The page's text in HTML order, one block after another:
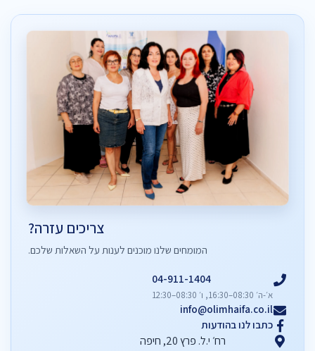
צריכים עזרה?
המומחים שלנו מוכנים לענות על השאלות שלכם.
04-911-1404
א׳-ה׳ 08:30–16:30, ו׳ 08:30–12:30
info@olimhaifa.co.il
כתבו לנו בהודעות
רח׳ י.ל. פרץ 20, חיפה